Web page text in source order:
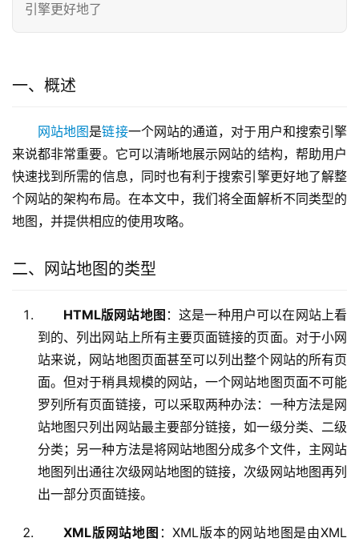
引擎更好地了
一、概述
网站地图是链接一个网站的通道，对于用户和搜索引擎
来说都非常重要。它可以清晰地展示网站的结构，帮助用户
快速找到所需的信息，同时也有利于搜索引擎更好地了解整
个网站的架构布局。在本文中，我们将全面解析不同类型的
地图，并提供相应的使用攻略。
二、网站地图的类型
HTML版网站地图 ：这是一种用户可以在网站上看
到的、列出网站上所有主要页面链接的页面。对于小网
站来说，网站地图页面甚至可以列出整个网站的所有页
面。但对于稍具规模的网站，一个网站地图页面不可能
罗列所有页面链接，可以采取两种办法：一种方法是网
站地图只列出网站最主要部分链接，如一级分类、二级
分类；另一种方法是将网站地图分成多个文件，主网站
地图列出通往次级网站地图的链接，次级网站地图再列
出一部分页面链接。
XML版网站地图 ：XML版本的网站地图是由XML